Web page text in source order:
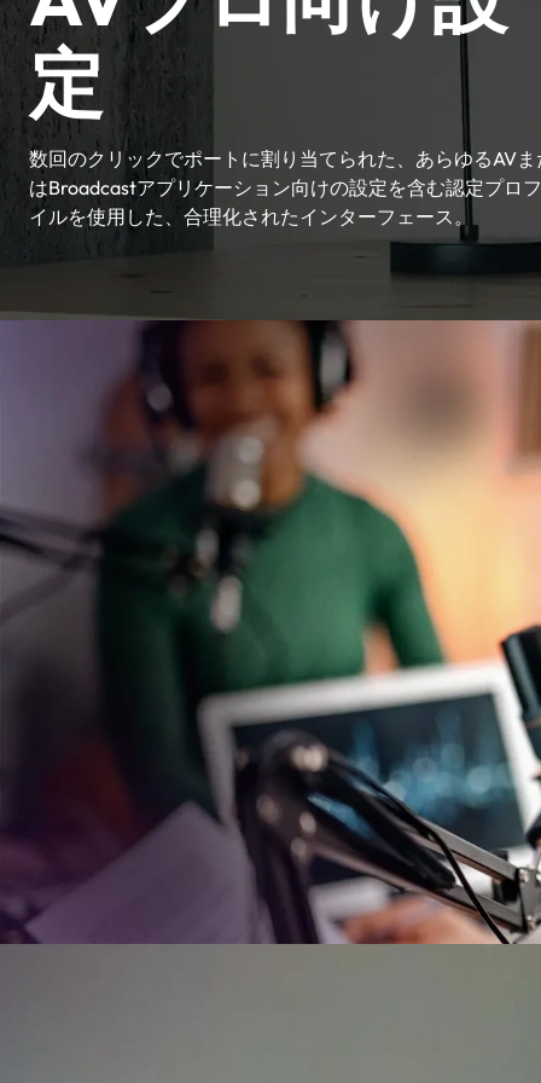
定
数回のクリックでポートに割り当てられた、あらゆるAVま
はBroadcastアプリケーション向けの設定を含む認定プロ
イルを使用した、合理化されたインターフェース。